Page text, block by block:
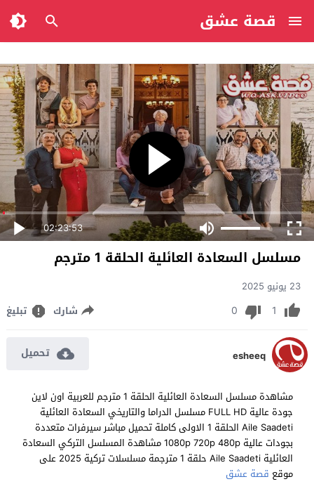
قصة عشق
02:23:53
مسلسل السعادة العائلية الحلقة 1 مترجم
23 يونيو 2025
1
0 شارك تبليغ
esheeq تحميل
مشاهدة مسلسل السعادة العائلية الحلقة 1 مترجم للعربية اون لاين
جودة عالية FULL HD مسلسل الدراما والتاريخي السعادة العائلية
Aile Saadeti الحلقة 1 الاولى كاملة تحميل مباشر سيرفرات متعددة
بجودات عالية 1080p 720p 480p مشاهدة المسلسل التركي السعادة
العائلية Aile Saadeti حلقة 1 مترجمة مسلسلات تركية 2025 على
موقع قصة عشق